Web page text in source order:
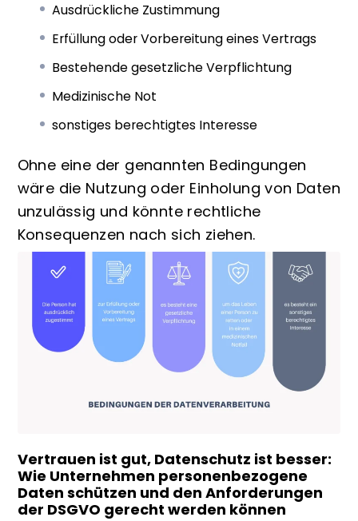
Ausdrückliche Zustimmung
Erfüllung oder Vorbereitung eines Vertrags
Bestehende gesetzliche Verpflichtung
Medizinische Not
sonstiges berechtigtes Interesse
Ohne eine der genannten Bedingungen
wäre die Nutzung oder Einholung von Daten
unzulässig und könnte rechtliche
Konsequenzen nach sich ziehen.
Vertrauen ist gut, Datenschutz ist besser:
Wie Unternehmen personenbezogene
Daten schützen und den Anforderungen
der DSGVO gerecht werden können